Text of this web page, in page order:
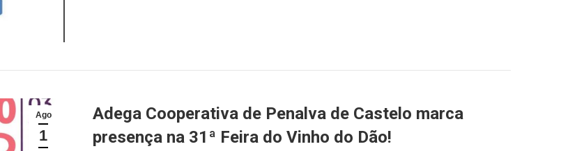
Ago
1
Adega Cooperativa de Penalva de Castelo marca
presença na 31ª Feira do Vinho do Dão!